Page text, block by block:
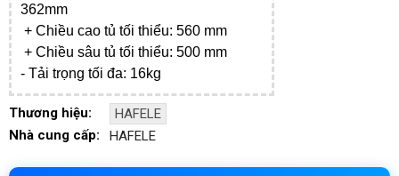
362mm
+ Chiều cao tủ tối thiểu: 560 mm
+ Chiều sâu tủ tối thiểu: 500 mm
- Tải trọng tối đa: 16kg
Thương hiệu:
HAFELE
Nhà cung cấp:
HAFELE